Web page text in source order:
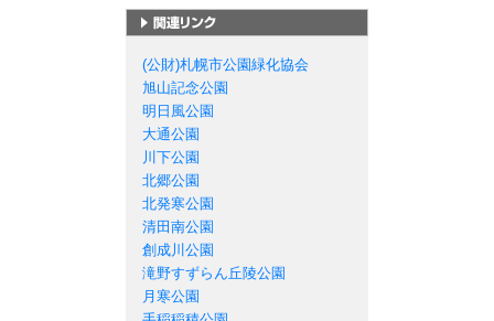
(公財)札幌市公園緑化協会
旭山記念公園
明日風公園
大通公園
川下公園
北郷公園
北発寒公園
清田南公園
創成川公園
滝野すずらん丘陵公園
月寒公園